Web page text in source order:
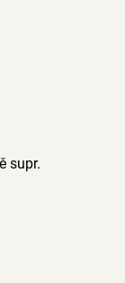
supr.